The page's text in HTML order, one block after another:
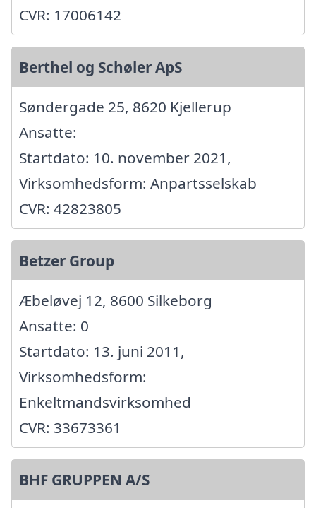
CVR: 17006142
Berthel og Schøler ApS
Søndergade 25, 8620 Kjellerup
Ansatte:
Startdato: 10. november 2021,
Virksomhedsform: Anpartsselskab
CVR: 42823805
Betzer Group
Æbeløvej 12, 8600 Silkeborg
Ansatte: 0
Startdato: 13. juni 2011,
Virksomhedsform:
Enkeltmandsvirksomhed
CVR: 33673361
BHF GRUPPEN A/S